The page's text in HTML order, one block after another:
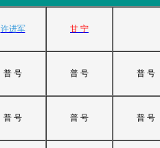
许进军 甘 宁
普 号 普 号 普 号
普 号 普 号 普 号